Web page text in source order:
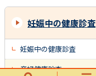
妊娠中の健康診査
妊娠中の健康診査
産婦健康診査